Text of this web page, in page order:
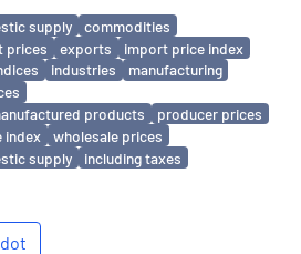
supply
commodities
prices exports
import price index
industries
manufacturing
products
producer prices
index
wholesale prices
supply
including taxes